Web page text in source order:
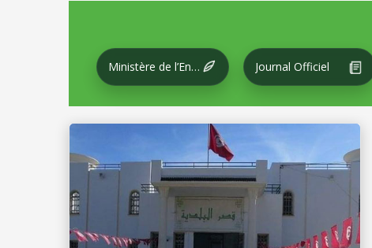
Ministère de l’Environnement et du Développement local Journal Officiel